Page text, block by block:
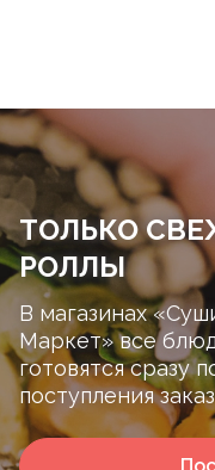
ТОЛЬКО
РОЛЛЫ
В магазинах
Маркет» все
готовятся сразу
поступления